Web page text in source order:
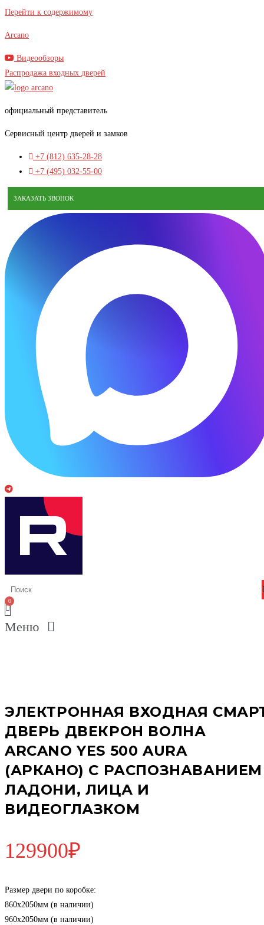
Перейти к содержимому
Arcano
Видеообзоры
Распродажа входных дверей
официальный представитель
Сервисный центр дверей и замков
+7 (812) 635-28-28
+7 (495) 032-55-00
ЗАКАЗАТЬ ЗВОНОК
Меню
ЭЛЕКТРОННАЯ ВХОДНАЯ
ДВЕРЬ ДВЕКРОН ВОЛНА
ARCANO YES 500 AURA
(АРКАНО) С РАСПОЗНАВАНИЕМ
ЛАДОНИ, ЛИЦА И
ВИДЕОГЛАЗКОМ
129900₽
Размер двери по коробке:
860х2050мм (в наличии)
960х2050мм (в наличии)